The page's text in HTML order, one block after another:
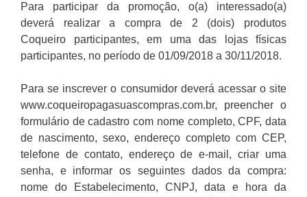
Para participar da promoção, o(a) interessado(a)
deverá realizar a compra de 2 (dois) produtos
Coqueiro participantes, em uma das lojas físicas
participantes, no período de 01/09/2018 a 30/11/2018.
Para se inscrever o consumidor deverá acessar o site
www.coqueiropagasuascompras.com.br, preencher o
formulário de cadastro com nome completo, CPF, data
de nascimento, sexo, endereço completo com CEP,
telefone de contato, endereço de e-mail, criar uma
senha, e informar os seguintes dados da compra:
nome do Estabelecimento, CNPJ, data e hora da